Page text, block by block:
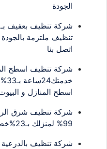
الجودة
اتصل بنا
شركة تنظيف اسطح
اسطح المنازل و
شركة تنظيف شرق
99% لمنزلك بـ23%خصم فوري
شركة تنظيف